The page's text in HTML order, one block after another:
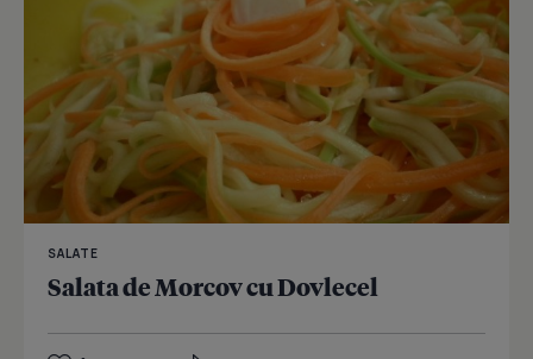
SALATE
Salata de Morcov cu Dovlecel